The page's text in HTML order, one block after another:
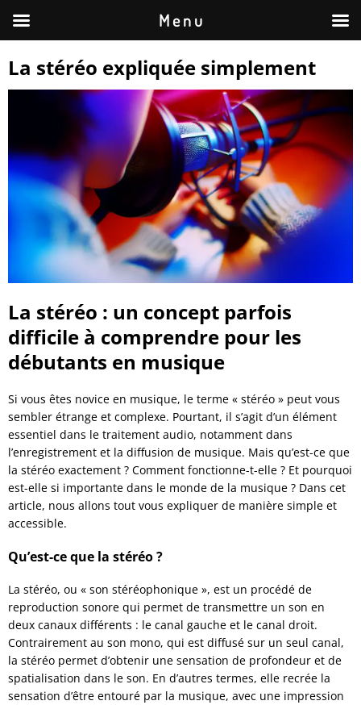
La stéréo expliquée simplement
La stéréo : un concept parfois
difficile à comprendre pour les
débutants en musique
Si vous êtes novice en musique, le terme « stéréo » peut vous
sembler étrange et complexe. Pourtant, il s’agit d’un élément
essentiel dans le traitement audio, notamment dans
l’enregistrement et la diffusion de musique. Mais qu’est-ce que
la stéréo exactement ? Comment fonctionne-t-elle ? Et pourquoi
est-elle si importante dans le monde de la musique ? Dans cet
article, nous allons tout vous expliquer de manière simple et
accessible.
Qu’est-ce que la stéréo ?
La stéréo, ou « son stéréophonique », est un procédé de
reproduction sonore qui permet de transmettre un son en
deux canaux différents : le canal gauche et le canal droit.
Contrairement au son mono, qui est diffusé sur un seul canal,
la stéréo permet d’obtenir une sensation de profondeur et de
spatialisation dans le son. En d’autres termes, elle recrée la
sensation d’être entouré par la musique, avec une impression
M e n u